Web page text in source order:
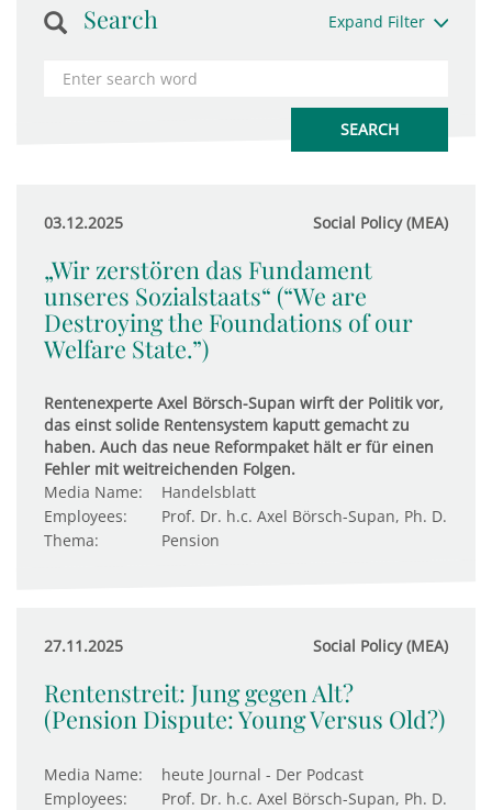
Search Expand Filter
03.12.2025 Social Policy (MEA)
„Wir zerstören das Fundament
unseres Sozialstaats“ (“We are
Destroying the Foundations of our
Welfare State.”)
Rentenexperte Axel Börsch-Supan wirft der Politik vor,
das einst solide Rentensystem kaputt gemacht zu
haben. Auch das neue Reformpaket hält er für einen
Fehler mit weitreichenden Folgen.
Media Name:
Handelsblatt
Employees:
Prof. Dr. h.c. Axel Börsch-Supan, Ph. D.
Thema:
Pension
27.11.2025 Social Policy (MEA)
Rentenstreit: Jung gegen Alt?
(Pension Dispute: Young Versus Old?)
Media Name:
heute Journal - Der Podcast
Employees:
Prof. Dr. h.c. Axel Börsch-Supan, Ph. D.